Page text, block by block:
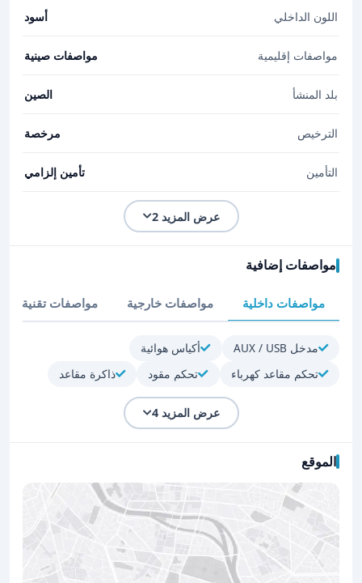
اللون الداخلي أسود
مواصفات إقليمية مواصفات صينية
بلد المنشأ الصين
الترخيص مرخصة
التأمين تأمين إلزامي
عرض المزيد 2
مواصفات إضافية
مواصفات داخلية مواصفات خارجية مواصفات تقنية
مدخل AUX / USB
أكياس هوائية
تحكم مقاعد كهرباء
تحكم مقود ذاكرة مقاعد
عرض المزيد 4
الموقع